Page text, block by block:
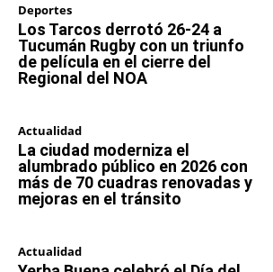
Deportes
Los Tarcos derrotó 26-24 a
Tucumán Rugby con un triunfo
de película en el cierre del
Regional del NOA
Actualidad
La ciudad moderniza el
alumbrado público en 2026 con
más de 70 cuadras renovadas y
mejoras en el tránsito
Actualidad